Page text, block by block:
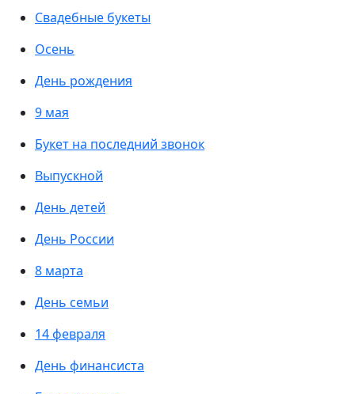
Свадебные букеты
Осень
День рождения
9 мая
Букет на последний звонок
Выпускной
День детей
День России
8 марта
День семьи
14 февраля
День финансиста